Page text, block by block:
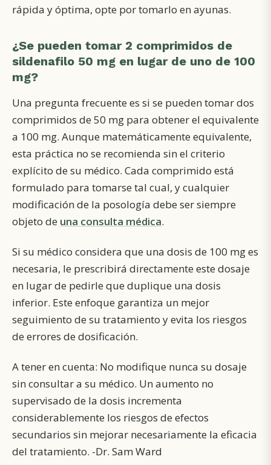
rápida y óptima, opte por tomarlo en ayunas.
¿Se pueden tomar 2 comprimidos de
sildenafilo 50 mg en lugar de uno de 100
mg?
Una pregunta frecuente es si se pueden tomar dos
comprimidos de 50 mg para obtener el equivalente
a 100 mg. Aunque matemáticamente equivalente,
esta práctica no se recomienda sin el criterio
explícito de su médico. Cada comprimido está
formulado para tomarse tal cual, y cualquier
modificación de la posología debe ser siempre
objeto de una consulta médica.
Si su médico considera que una dosis de 100 mg es
necesaria, le prescribirá directamente este dosaje
en lugar de pedirle que duplique una dosis
inferior. Este enfoque garantiza un mejor
seguimiento de su tratamiento y evita los riesgos
de errores de dosificación.
A tener en cuenta: No modifique nunca su dosaje
sin consultar a su médico. Un aumento no
supervisado de la dosis incrementa
considerablemente los riesgos de efectos
secundarios sin mejorar necesariamente la eficacia
del tratamiento. -Dr. Sam Ward